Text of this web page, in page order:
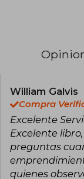
William Galvis
Compra
Excelente
Excelente
preguntas
quienes